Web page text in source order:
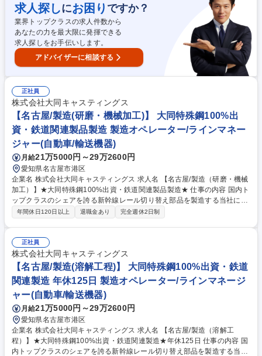
への貢献 （結果により表彰金あり） ■検査実務 募集職種 【名古屋/品質保
証】★大同特殊鋼100%出資・鉄道関連製品製造★ 年休125日
求人探しにお困り ですか？
業界トップクラスの求人件数から
あなたの力を最大限に発揮できる
求人探しをお手伝いします。
アドバイザーに相談する
正社員
株式会社大同キャスティングス
【名古屋/製造(研磨・機械加工)】 大同特殊鋼100%出
資・鉄道関連製品製造 製造オペレーター/ラインマネー
ジャー(自動車/輸送機器)
月給21万5000円～29万2600円
愛知県名古屋市港区
企業名 株式会社大同キャスティングス 求人名 【名古屋/製造（研磨・機械
加工）】★大同特殊鋼100%出資・鉄道関連製品製造★ 仕事の内容 国内ト
ップクラスのシェアを誇る新幹線レール切り替え部品を製造する当社にて
製品の研磨～機械加工工程を担当いただきます。※造型～検査までのその
形状を直線に戻す作業）■研磨作業（ミリ単位の精度がもとめられる）■機
械加工でのプログラミングや段取り作業など、幅広い工程がありそれぞれ
の工程で技術を磨けます。 ★特徴★新幹線のレール切り替え部分に使用さ
れる重要部品を製造。精密に仕上げる職人技も将来的に身に着けられま
す！ 募集職種 【名古屋/製造（研磨・機械加工）】★大同特殊鋼100%出
資・鉄道関連製品製造★
年間休日120日以上 退職金あり 完全週休2日制
正社員
株式会社大同キャスティングス
【名古屋/製造(溶解工程)】 大同特殊鋼100%出資・鉄道
関連製造 年休125日 製造オペレーター/ラインマネージ
ャー(自動車/輸送機器)
月給21万5000円～29万2600円
愛知県名古屋市港区
企業名 株式会社大同キャスティングス 求人名 【名古屋/製造（溶解工
程）】★大同特殊鋼100%出資・鉄道関連製造★年休125日 仕事の内容 国
内トップクラスのシェアを誇る新幹線レール切り替え部品を製造する当社